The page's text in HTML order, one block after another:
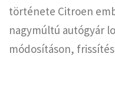
története Citroen
nagymúltú autógyár
módosításon,